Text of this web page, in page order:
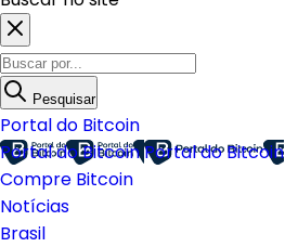
Pesquisar
Portal do Bitcoin
Portal do BitcoinPortal do Bitcoin
Compre Bitcoin
Notícias
Brasil